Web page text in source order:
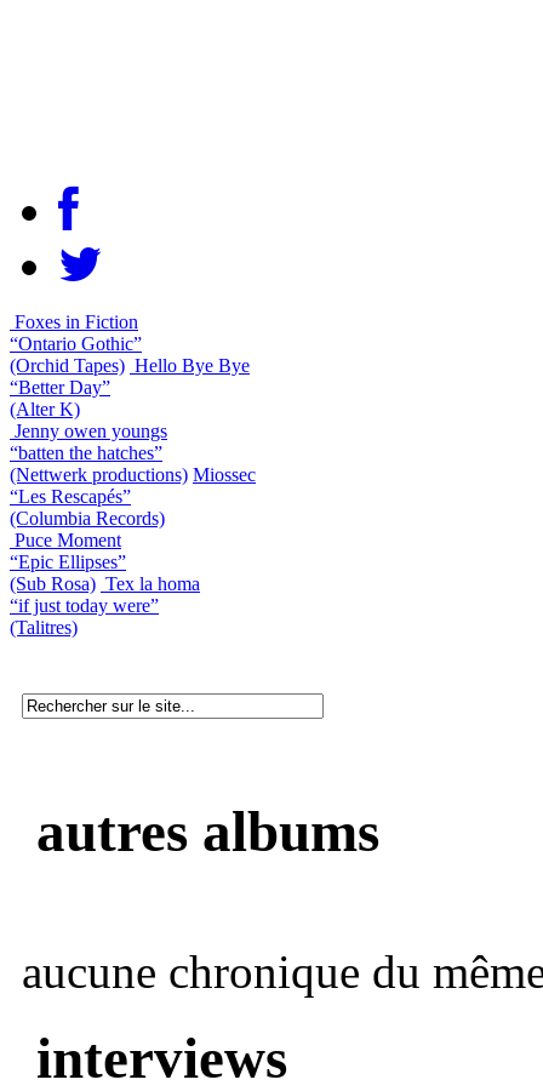
Foxes in Fiction
“Ontario Gothic”
(Orchid Tapes) Hello Bye Bye
“Better Day”
(Alter K)
Jenny owen youngs
“batten the hatches”
(Nettwerk productions) Miossec
“Les Rescapés”
(Columbia Records)
Puce Moment
“Epic Ellipses”
(Sub Rosa) Tex la homa
“if just today were”
(Talitres)
autres albums
aucune chronique du
interviews